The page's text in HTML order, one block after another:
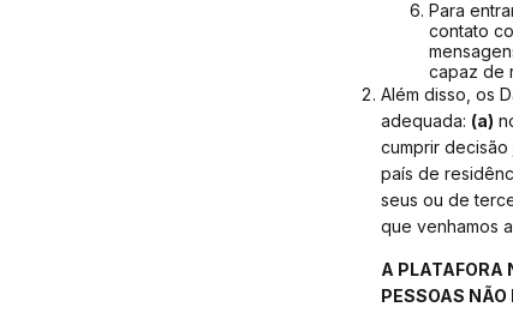
Para
contato
capaz de
Além disso, os
adequada: (a)
cumprir
país de
seus ou de
que venhamos
A PLATAFORA
PESSOAS NÃO